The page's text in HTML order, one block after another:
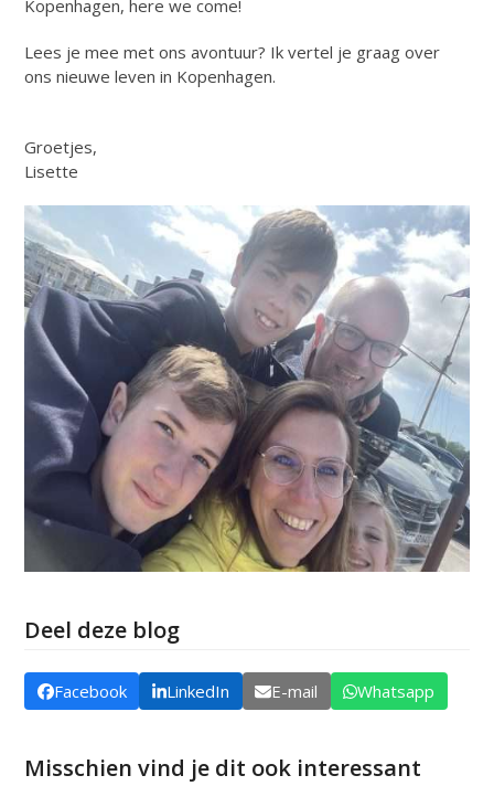
Kopenhagen, here we come!
Lees je mee met ons avontuur? Ik vertel je graag over
ons nieuwe leven in Kopenhagen.
Groetjes,
Lisette
Deel deze blog
Facebook LinkedIn E-mail Whatsapp
Misschien vind je dit ook interessant